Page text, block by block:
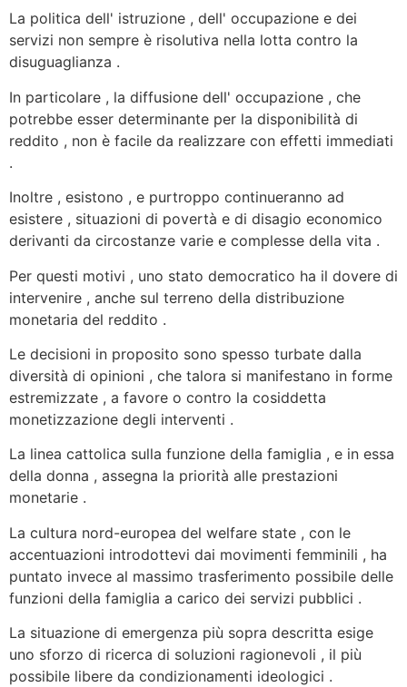
La politica dell' istruzione , dell' occupazione e dei
servizi non sempre è risolutiva nella lotta contro la
disuguaglianza .
In particolare , la diffusione dell' occupazione , che
potrebbe esser determinante per la disponibilità di
reddito , non è facile da realizzare con effetti immediati
.
Inoltre , esistono , e purtroppo continueranno ad
esistere , situazioni di povertà e di disagio economico
derivanti da circostanze varie e complesse della vita .
Per questi motivi , uno stato democratico ha il dovere di
intervenire , anche sul terreno della distribuzione
monetaria del reddito .
Le decisioni in proposito sono spesso turbate dalla
diversità di opinioni , che talora si manifestano in forme
estremizzate , a favore o contro la cosiddetta
monetizzazione degli interventi .
La linea cattolica sulla funzione della famiglia , e in essa
della donna , assegna la priorità alle prestazioni
monetarie .
La cultura nord-europea del welfare state , con le
accentuazioni introdottevi dai movimenti femminili , ha
puntato invece al massimo trasferimento possibile delle
funzioni della famiglia a carico dei servizi pubblici .
La situazione di emergenza più sopra descritta esige
uno sforzo di ricerca di soluzioni ragionevoli , il più
possibile libere da condizionamenti ideologici .